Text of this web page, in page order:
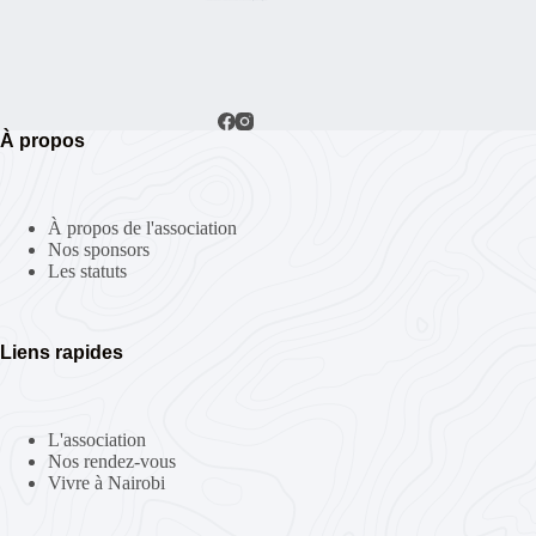
À propos
À propos de l'association
Nos sponsors
Les statuts
Liens rapides
L'association
Nos rendez-vous
Vivre à Nairobi